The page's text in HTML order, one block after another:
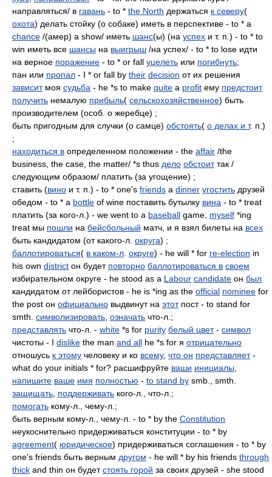
направляться/ в гавань - to * the North держаться к северу(
охота) делать стойку (о собаке) иметь в перспективе - to * a
chance /(амер) a show/ иметь шанс(ы) (на успех и т. п.) - to * to
win иметь все шансы на выигрыш /на успех/ - to * to lose идти
на верное поражение - to * or fall уцелеть или погибнуть;
пан или пропал - I * or fall by their decision от их решения
зависитмоя судьба - he *s to make quite a profit ему предстоит
получить немалую прибыль( сельскохозяйственное) быть
производителем (особ. о жеребце) ;
быть пригодным для случки (о самце) обстоять( о делах и т. п.)
;
находиться в определенном положении - the affair /the
business, the case, the matter/ *s thus дело обстоиттак /
следующим образом/ платить (за угощение) ;
ставить (вино и т. п.) - to * one's friends a dinner угостить друзей
обедом - to * a bottle of wine поставить бутылку вина - to * treat
платить (за кого-л.) - we went to a baseball game, myself *ing
treat мы пошли на бейсбольный матч, и я взял билеты на всех
быть кандидатом (от какого-л. округа) ;
баллотироваться( в каком-л округе) - he will * for re-election in
his own district он будет повторно баллотироваться в своем
избирательном округе - he stood as a Labour candidate он был
кандидатом от лейбористов - he is *ing as the official nominee for
the post он официально выдвинут на этотпост - to stand for
smth. символизировать означать что-л.;
представлять что-л. - white *s for purity белый цвет- символ
чистоты - I dislike the man and all he *s for я отрицательно
отношусь к этому человеку и ко всему, что он представляет-
what do your initials * for? расшифруйте ваши инициалы
напишите ваше имя полностью - to stand by smb., smth.
защищать поддерживать кого-л., что-л.;
помогать кому-л., чему-л.;
быть верным кому-л., чему-л. - to * by the Constitution
неукоснительно придерживаться конституции - to * by
agreement( юридическое) придерживаться соглашения - to * by
one's friends быть верным другом - he will * by his friends through
thick and thin он будетстоять горой за своих друзей - she stood